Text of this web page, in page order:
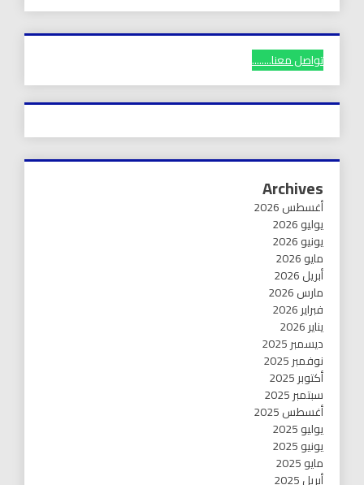
تواصل معنا........
Archives
أغسطس 2026
يوليو 2026
يونيو 2026
مايو 2026
أبريل 2026
مارس 2026
فبراير 2026
يناير 2026
ديسمبر 2025
نوفمبر 2025
أكتوبر 2025
سبتمبر 2025
أغسطس 2025
يوليو 2025
يونيو 2025
مايو 2025
أبريل 2025